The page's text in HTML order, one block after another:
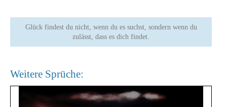
Glück findest du nicht, wenn du es suchst, sondern wenn du
zulässt, dass es dich findet.
Weitere Sprüche: